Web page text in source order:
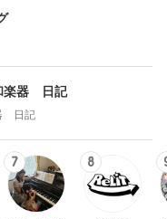
楽器 日記
日記
7 8